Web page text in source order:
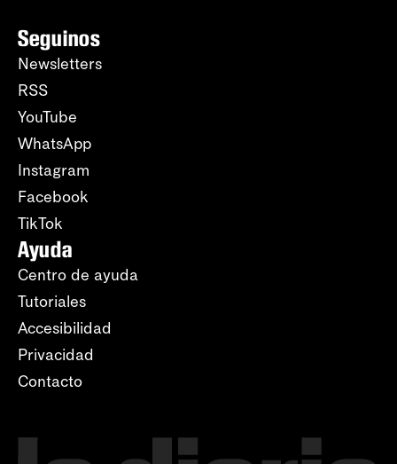
Seguinos
Newsletters
RSS
YouTube
WhatsApp
Instagram
Facebook
TikTok
Ayuda
Centro de ayuda
Tutoriales
Accesibilidad
Privacidad
Contacto